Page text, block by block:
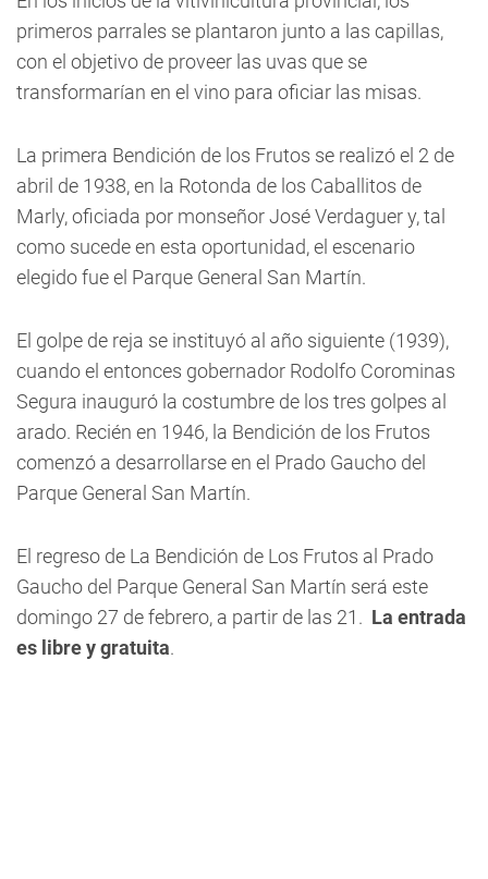
primeros parrales se plantaron junto a las capillas,
con el objetivo de proveer las uvas que se
transformarían en el vino para oficiar las misas.
La primera Bendición de los Frutos se realizó el 2 de
abril de 1938, en la Rotonda de los Caballitos de
Marly, oficiada por monseñor José Verdaguer y, tal
como sucede en esta oportunidad, el escenario
elegido fue el Parque General San Martín.
El golpe de reja se instituyó al año siguiente (1939),
cuando el entonces gobernador Rodolfo Corominas
Segura inauguró la costumbre de los tres golpes al
arado. Recién en 1946, la Bendición de los Frutos
comenzó a desarrollarse en el Prado Gaucho del
Parque General San Martín.
El regreso de La Bendición de Los Frutos al Prado
Gaucho del Parque General San Martín será este
domingo 27 de febrero, a partir de las 21. La entrada
es libre y gratuita.